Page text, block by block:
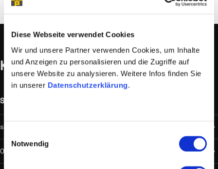
Diese Webseite verwendet Cookies
Wir und unsere Partner verwenden Cookies, um Inhalte
und Anzeigen zu personalisieren und die Zugriffe auf
unsere Website zu analysieren. Weitere Infos finden Sie
in unserer Datenschutzerklärung.
Notwendig
Kontakt
Support
support@hostprofis.com
059900 100